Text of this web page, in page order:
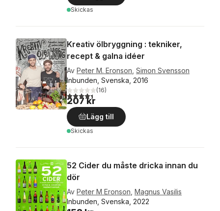
Skickas
Kreativ ölbryggning : tekniker,
recept & galna idéer
Av Peter M. Eronson Simon Svensson
Inbunden, Svenska, 2016
4,4utav 5 stjärnor. Totalt antal röster:
(16)
207 kr
Lägg till
Skickas
52 Cider du måste dricka innan du
dör
Av Peter M Eronson Magnus Vasilis
Inbunden, Svenska, 2022